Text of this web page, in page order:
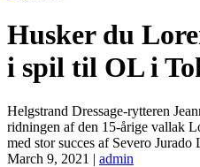
Husker du
i spil til OL i
Helgstrand Dressage-rytteren
ridningen af den 15-årige vallak
med stor succes af Severo Jurado
March 9, 2021 | admin